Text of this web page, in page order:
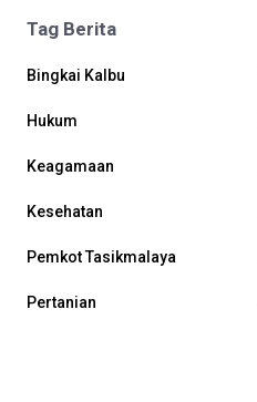
Tag Berita
Bingkai Kalbu
Hukum
Keagamaan
Kesehatan
Pemkot Tasikmalaya
Pertanian